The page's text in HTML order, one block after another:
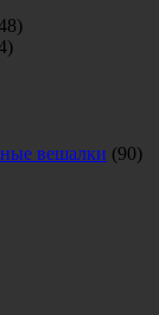
вешалки (90)